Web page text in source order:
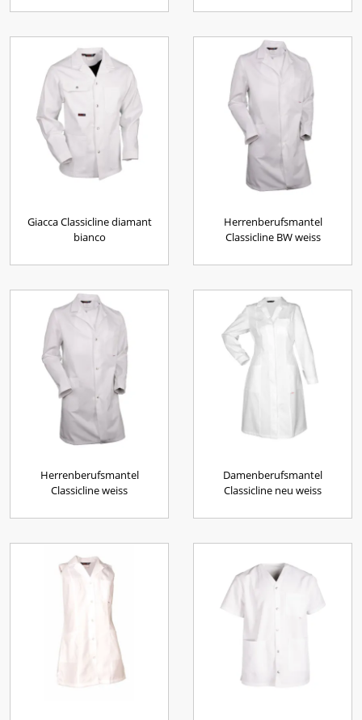
Giacca Classicline diamant
bianco
Herrenberufsmantel
Classicline BW weiss
Herrenberufsmantel
Classicline weiss
Damenberufsmantel
Classicline neu weiss